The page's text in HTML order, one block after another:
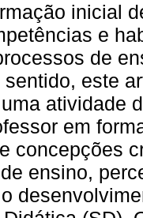
inicial
e
de
este
atividade
em
concepções
ensino,